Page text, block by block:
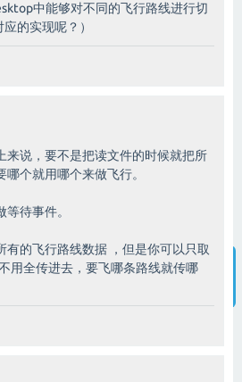
中能够对不同的飞行路线进行切
的实现呢？）
来说，要不是把读文件的时候就把所
个就用哪个来做飞行。
待事件。
有的飞行路线数据 ，但是你可以只取
用全传进去，要飞哪条路线就传哪